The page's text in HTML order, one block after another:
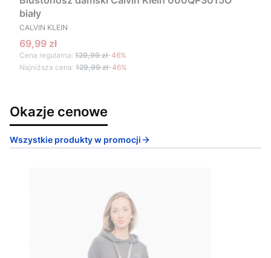
biały
PRODUCENT
CALVIN KLEIN
Cena promocyjna
69,99 zł
Cena regularna: 129,99 zł-46%
Najniższa cena: 129,99 zł-46%
Okazje cenowe
Wszystkie produkty w promocji